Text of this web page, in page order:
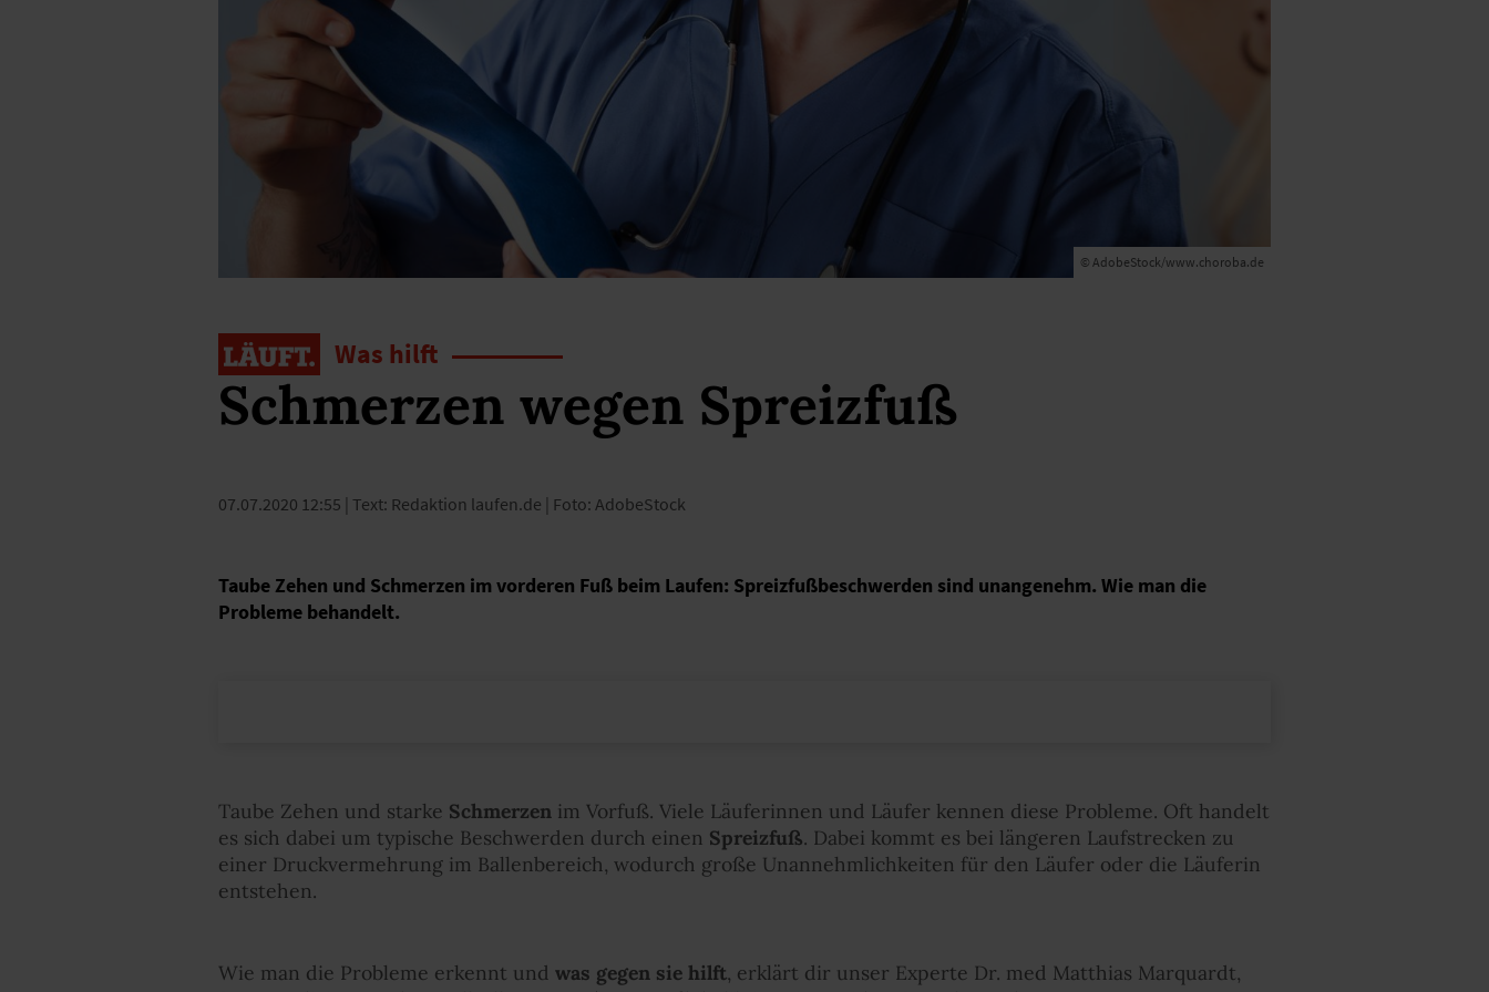
© AdobeStock/www.choroba.de
Was hilft
Schmerzen wegen Spreizfuß
07.07.2020 12:55 | Text: Redaktion laufen.de | Foto: AdobeStock
Taube Zehen und Schmerzen im vorderen Fuß beim Laufen: Spreizfußbeschwerden sind unangenehm. Wie man die
Probleme behandelt.
Taube Zehen und starke Schmerzen im Vorfuß. Viele Läuferinnen und Läufer kennen diese Probleme. Oft handelt
es sich dabei um typische Beschwerden durch einen Spreizfuß. Dabei kommt es bei längeren Laufstrecken zu
einer Druckvermehrung im Ballenbereich, wodurch große Unannehmlichkeiten für den Läufer oder die Läuferin
entstehen.
Wie man die Probleme erkennt und was gegen sie hilft, erklärt dir unser Experte Dr. med Matthias Marquardt,